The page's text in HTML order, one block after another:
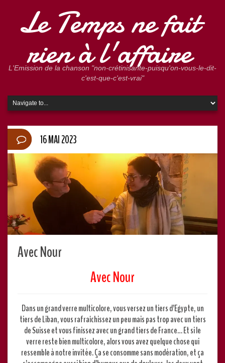
Le Temps ne fait
rien à l'affaire
L'Emission de la chanson "non-crétinisante-puisqu'on-vous-le-dit-
c'est-que-c'est-vrai"
Avec Nour
Avec Nour
Dans un grand verre multicolore, vous versez un tiers d’Egypte, un
tiers de Liban, vous rafraîchissez un peu mais pas trop avec un tiers
de Suisse et vous finissez avec un grand tiers de France… Et si le
verre reste bien multicolore, alors vous avez quelque chose qui
ressemble à notre invitée. Ça se consomme sans modération, et ça
16 MAI 2023